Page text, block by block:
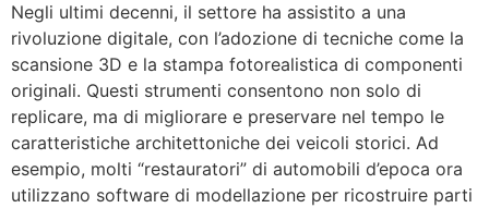
Negli ultimi decenni, il settore ha assistito a una
rivoluzione digitale, con l’adozione di tecniche come la
scansione 3D e la stampa fotorealistica di componenti
originali. Questi strumenti consentono non solo di
replicare, ma di migliorare e preservare nel tempo le
caratteristiche architettoniche dei veicoli storici. Ad
esempio, molti “restauratori” di automobili d’epoca ora
utilizzano software di modellazione per ricostruire parti